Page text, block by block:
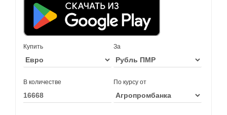
Купить За
В количестве По курсу от